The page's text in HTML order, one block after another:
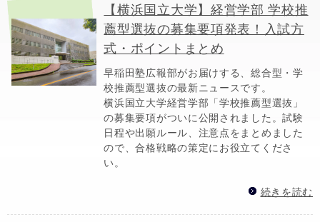
【横浜国立大学】経営学部 学校推
薦型選抜の募集要項発表！入試方
式・ポイントまとめ
早稲田塾広報部がお届けする、総合型・学
校推薦型選抜の最新ニュースです。
横浜国立大学経営学部「学校推薦型選抜」
の募集要項がついに公開されました。試験
日程や出願ルール、注意点をまとめました
ので、合格戦略の策定にお役立てくださ
い。
続きを読む